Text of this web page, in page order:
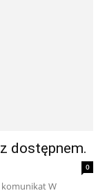
dostępnem.
0
komunikat W